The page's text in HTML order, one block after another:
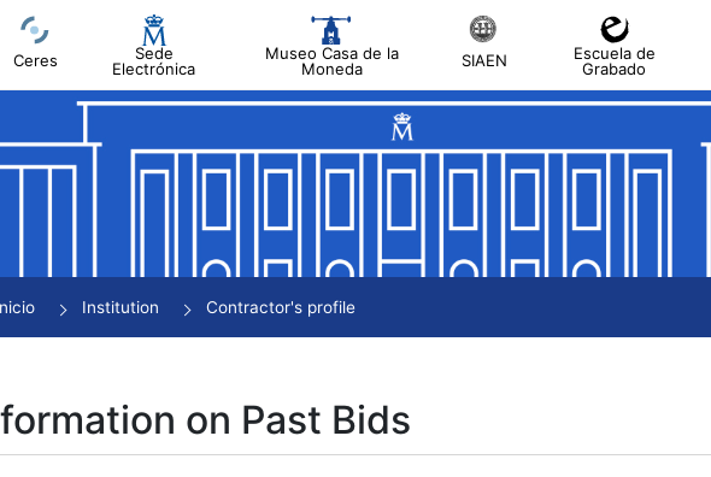
Ceres
Sede
Electrónica
Museo Casa de la
Moneda
SIAEN
Escuela de
Grabado
Show/HideInstitution Contractor's profile
on Past Bids